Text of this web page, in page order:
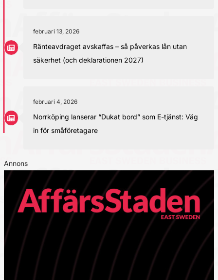
februari 13, 2026
Ränteavdraget avskaffas – så påverkas lån utan
säkerhet (och deklarationen 2027)
februari 4, 2026
Norrköping lanserar “Dukat bord” som E-tjänst: Väg
in för småföretagare
Annons